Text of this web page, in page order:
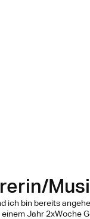
ich bin bereits
Jahr 2xWoche